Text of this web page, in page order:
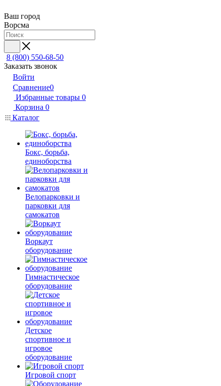
Ваш город
Ворсма
8 (800) 550-68-50
Заказать звонок
Войти
Сравнение0
Избранные товары 0
Корзина 0
Каталог
Бокс, борьба,
единоборства
Велопарковки и
парковки для
самокатов
Воркаут
оборудование
Гимнастическое
оборудование
Детское
спортивное и
игровое
оборудование
Игровой спорт